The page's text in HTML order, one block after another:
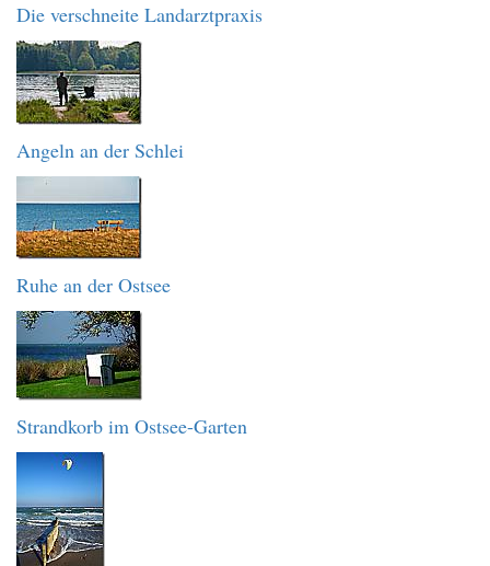
Die verschneite Landarztpraxis
Angeln an der Schlei
Ruhe an der Ostsee
Strandkorb im Ostsee-Garten